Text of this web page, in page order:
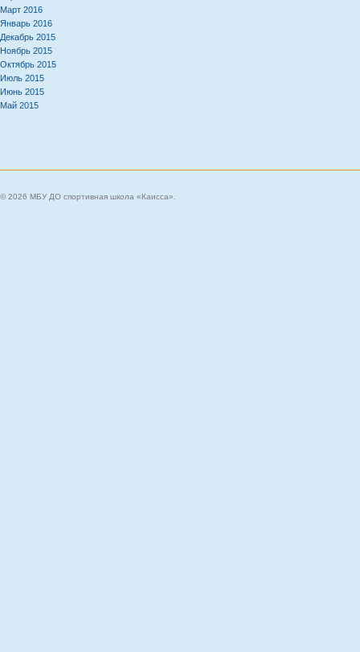
Март 2016
Январь 2016
Декабрь 2015
Ноябрь 2015
Октябрь 2015
Июль 2015
Июнь 2015
Май 2015
© 2026 МБУ ДО спортивная школа «Каисса».